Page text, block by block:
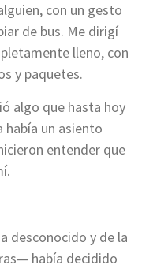
con un gesto
de bus. Me dirigí
lleno, con
y paquetes.
algo que hasta hoy
había un asiento
entender que
desconocido y de la
había decidido